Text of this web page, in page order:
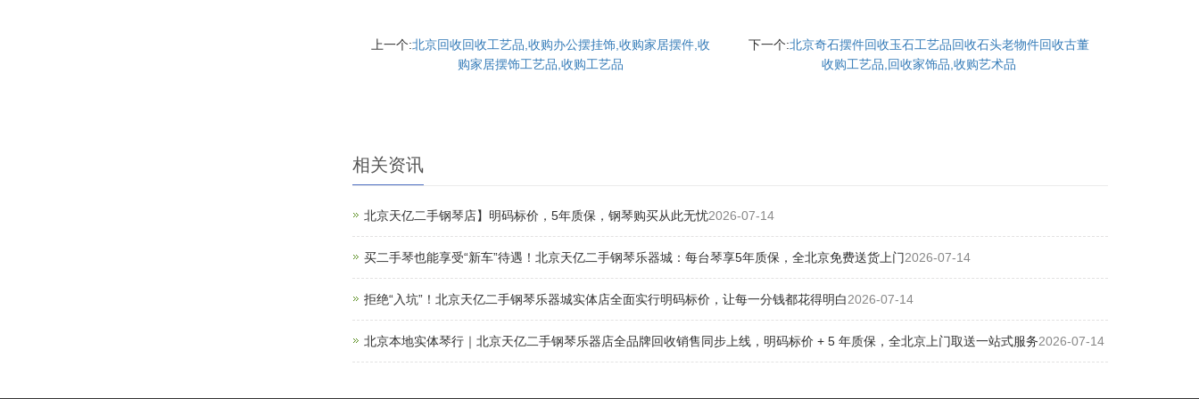
上一个:北京回收回收工艺品,收购办公摆挂饰,收购家居摆件,收
购家居摆饰工艺品,收购工艺品
下一个:北京奇石摆件回收玉石工艺品回收石头老物件回收古董
收购工艺品,回收家饰品,收购艺术品
相关资讯
北京天亿二手钢琴店】明码标价，5年质保，钢琴购买从此无忧2026-07-14
买二手琴也能享受“新车”待遇！北京天亿二手钢琴乐器城：每台琴享5年质保，全北京免费送货上门2026-07-14
拒绝“入坑”！北京天亿二手钢琴乐器城实体店全面实行明码标价，让每一分钱都花得明白2026-07-14
北京本地实体琴行｜北京天亿二手钢琴乐器店全品牌回收销售同步上线，明码标价 + 5 年质保，全北京上门取送一站式服务2026-07-14